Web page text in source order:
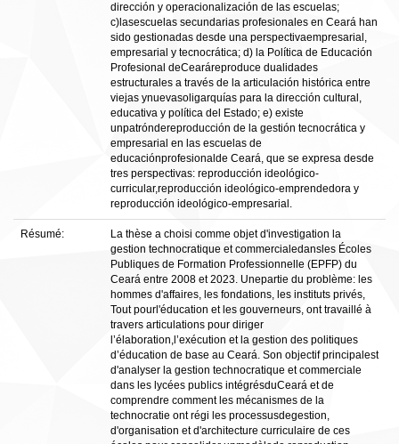
dirección y operacionalización de las escuelas;
c)lasescuelas secundarias profesionales en Ceará han
sido gestionadas desde una perspectivaempresarial,
empresarial y tecnocrática; d) la Política de Educación
Profesional deCearáreproduce dualidades
estructurales a través de la articulación histórica entre
viejas ynuevasoligarquías para la dirección cultural,
educativa y política del Estado; e) existe
unpatróndereproducción de la gestión tecnocrática y
empresarial en las escuelas de
educaciónprofesionalde Ceará, que se expresa desde
tres perspectivas: reproducción ideológico-
curricular,reproducción ideológico-emprendedora y
reproducción ideológico-empresarial.
Résumé:
La thèse a choisi comme objet d'investigation la
gestion technocratique et commercialedansles Écoles
Publiques de Formation Professionnelle (EPFP) du
Ceará entre 2008 et 2023. Unepartie du problème: les
hommes d'affaires, les fondations, les instituts privés,
Tout pourl'éducation et les gouverneurs, ont travaillé à
travers articulations pour diriger
l’élaboration,l’exécution et la gestion des politiques
d’éducation de base au Ceará. Son objectif principalest
d'analyser la gestion technocratique et commerciale
dans les lycées publics intégrésduCeará et de
comprendre comment les mécanismes de la
technocratie ont régi les processusdegestion,
d'organisation et d'architecture curriculaire de ces